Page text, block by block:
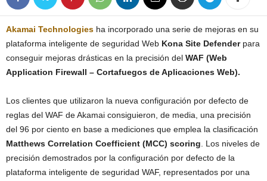
Akamai Technologies ha incorporado una serie de mejoras en su
plataforma inteligente de seguridad Web Kona Site Defenderpara
conseguir mejoras drásticas en la precisión del WAF (Web
Application Firewall – Cortafuegos de Aplicaciones Web).
Los clientes que utilizaron la nueva configuración por defecto de
reglas del WAF de Akamai consiguieron, de media, una precisión
del 96 por ciento en base a mediciones que emplea la clasificación
Matthews Correlation Coefficient (MCC) scoring . Los niveles de
precisión demostrados por la configuración por defecto de la
plataforma inteligente de seguridad WAF, representados por una